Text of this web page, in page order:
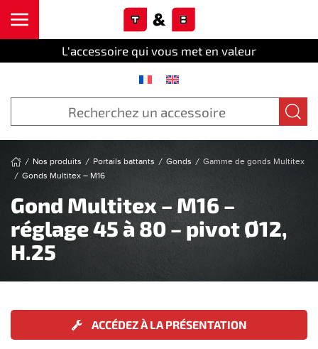
L'accessoire qui vous met en valeur
Nos produits Portails battants Gonds
Gamme de gonds Multitex
Gonds Multitex – M16
Gond Multitex – M16 –
réglage 45 à 80 – pivot Ø12,
H.25
ACCÉDEZ À LA PRÉSENTATION
Cookies management panel